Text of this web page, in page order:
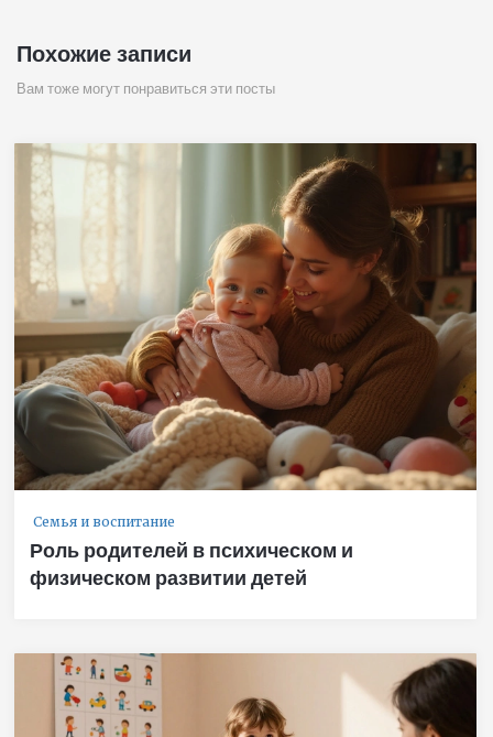
Похожие записи
Вам тоже могут понравиться эти посты
Семья и воспитание
Роль родителей в психическом и
физическом развитии детей